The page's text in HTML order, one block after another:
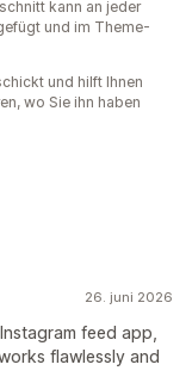
kann an jeder
und im Theme-
und hilft Ihnen
wo Sie ihn haben
26. juni 2026
feed app,
flawlessly and